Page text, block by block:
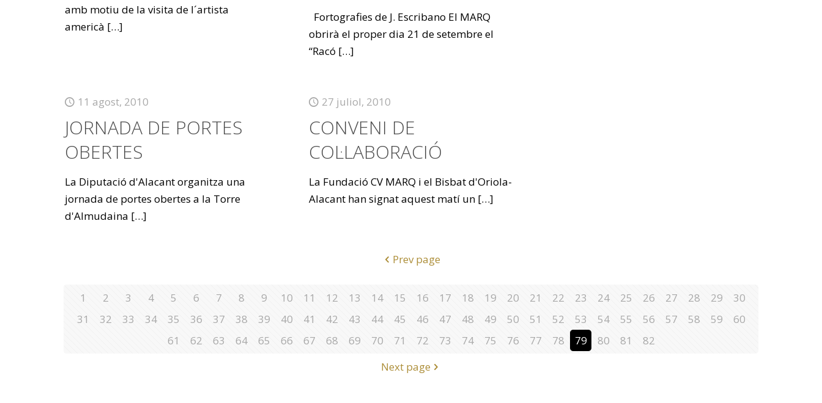
amb motiu de la visita de l´artista
americà […]
Fortografies de J. Escribano El MARQ
obrirà el proper dia 21 de setembre el
“Racó […]
11 agost, 2010
JORNADA DE PORTES
OBERTES
La Diputació d'Alacant organitza una
jornada de portes obertes a la Torre
d'Almudaina […]
27 juliol, 2010
CONVENI DE
COL·LABORACIÓ
La Fundació CV MARQ i el Bisbat d'Oriola-
Alacant han signat aquest matí un[…]
Prev page
1 2 3 4 5 6 7 8 9 10 11 12 13 14 15 16 17 18 19 20 21 22 23 24 25 26 27 28 29
30
31
32 33 34 35 36 37 38 39 40 41 42 43 44 45 46 47 48 49 50 51 52 53 54 55 56 57 58 59
60
61
62 63 64 65 66 67 68 69 70 71 72 73 74 75 76 77 78 79 80 81
82
Next page